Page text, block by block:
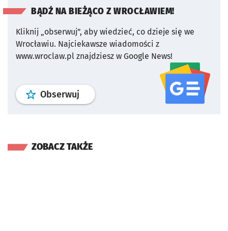
BĄDŹ NA BIEŻĄCO Z WROCŁAWIEM!
Kliknij „obserwuj”, aby wiedzieć, co dzieje się we
Wrocławiu. Najciekawsze wiadomości z
www.wroclaw.pl znajdziesz w Google News!
Obserwuj profil serwisu
ZOBACZ TAKŻE